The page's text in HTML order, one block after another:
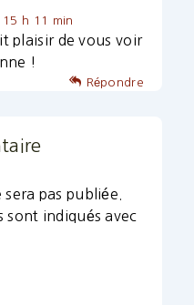
h 11 min
plaisir de vous voir
!
Répondre
pas publiée.
sont indiqués avec